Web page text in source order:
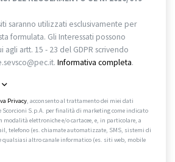
saranno utilizzati esclusivamente per
formulata. Gli Interessati possono
agli artt. 15 - 23 del GDPR scrivendo
Informativa completa.
Privacy, acconsento al trattamento dei miei dati
Scorcioni S.p.A. per finalità di marketing come indicato
elettroniche e/o cartacee, e, in particolare, a
telefono (es. chiamate automatizzate, SMS, sistemi di
qualsiasi altro canale informatico (es. siti web, mobile